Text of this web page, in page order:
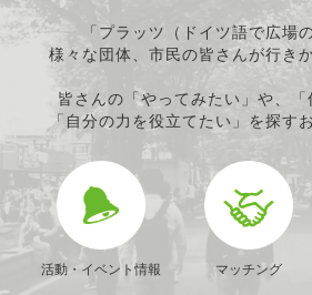
「プラッツ（ドイツ語で広場
様々な団体、市民の皆さんが行き
皆さんの「やってみたい」や、「
「自分の力を役立てたい」を探す
活動・イベント情報 マッチング